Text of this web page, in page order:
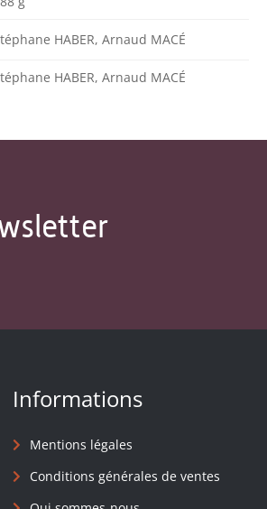
HABER, Arnaud MACÉ
HABER, Arnaud MACÉ
Informations
Mentions légales
Conditions générales de ventes